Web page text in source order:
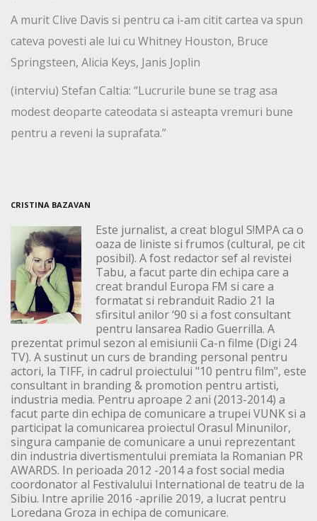
A murit Clive Davis si pentru ca i-am citit cartea va spun
cateva povesti ale lui cu Whitney Houston, Bruce
Springsteen, Alicia Keys, Janis Joplin
(interviu) Stefan Caltia: “Lucrurile bune se trag asa
modest deoparte cateodata si asteapta vremuri bune
pentru a reveni la suprafata.”
CRISTINA BAZAVAN
Este jurnalist, a creat blogul S!MPA ca o
oaza de liniste si frumos (cultural, pe cit
posibil). A fost redactor sef al revistei
Tabu, a facut parte din echipa care a
creat brandul Europa FM si care a
formatat si rebranduit Radio 21 la
sfirsitul anilor ‘90 si a fost consultant
pentru lansarea Radio Guerrilla. A
prezentat primul sezon al emisiunii Ca-n filme (Digi 24
TV). A sustinut un curs de branding personal pentru
actori, la TIFF, in cadrul proiectului "10 pentru film", este
consultant in branding & promotion pentru artisti,
industria media. Pentru aproape 2 ani (2013-2014) a
facut parte din echipa de comunicare a trupei VUNK si a
participat la comunicarea proiectul Orasul Minunilor,
singura campanie de comunicare a unui reprezentant
din industria divertismentului premiata la Romanian PR
AWARDS. In perioada 2012 -2014 a fost social media
coordonator al Festivalului International de teatru de la
Sibiu. Intre aprilie 2016 -aprilie 2019, a lucrat pentru
Loredana Groza in echipa de comunicare.